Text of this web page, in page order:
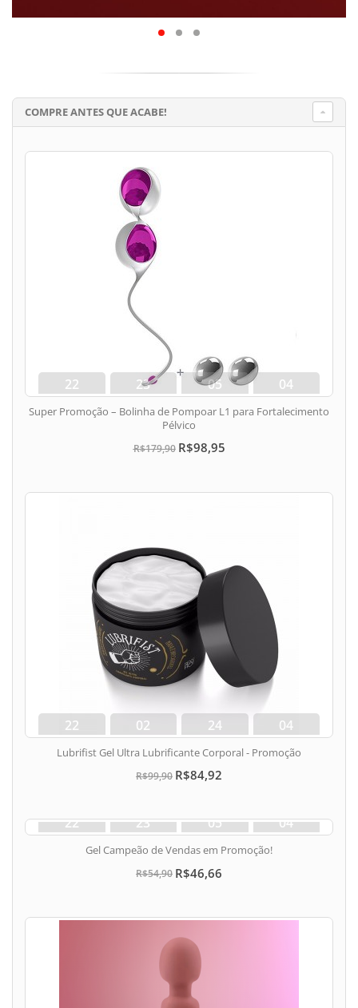
COMPRE ANTES QUE ACABE!
22
dias
23
hora
05
min
03
seg
Super Promoção – Bolinha de Pompoar L1 para Fortalecimento
Pélvico
R$179,90 R$98,95
22
dias
02
hora
24
min
03
seg
Lubrifist Gel Ultra Lubrificante Corporal - Promoção
R$99,90 R$84,92
22
dias
23
hora
05
min
03
seg
Gel Campeão de Vendas em Promoção!
R$54,90 R$46,66